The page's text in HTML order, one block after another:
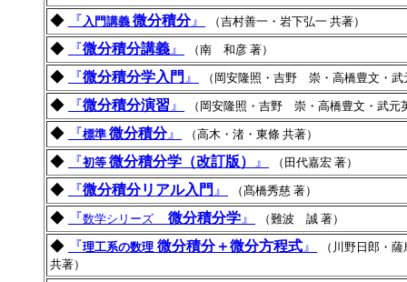
◆ 『入門講義 微分積分』 （吉村善一・岩下弘一 共著）
◆ 『微分積分講義』 （南 和彦 著）
◆ 『微分積分学入門 』 （岡安隆照・吉野 崇・高橋豊文・武
◆ 『微分積分演習』 （岡安隆照・吉野 崇・高橋豊文・武元
◆ 『標準 微分積分』 （高木・渚・東條 共著）
◆ 『初等 微分積分学（改訂版） 』 （田代嘉宏 著）
◆ 『微分積分リアル入門 』 （髙橋秀慈 著）
◆ 『数学シリーズ 微分積分学』 （難波 誠 著）
◆ 『理工系の数理 微分積分＋微分方程式』
（川野日郎・
共著）